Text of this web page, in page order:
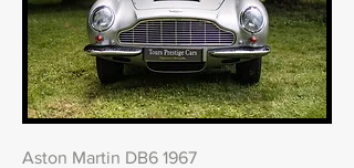
Aston Martin DB6 1967